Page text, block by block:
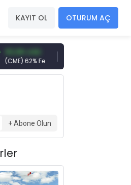
KAYIT OL OTURUM AÇ
62% Fe
377,25 USD
Gemi Söküm
+ Abone Olun